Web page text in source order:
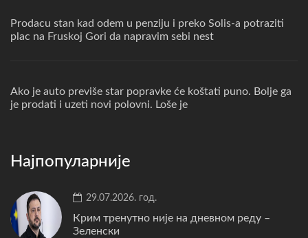
Prodacu stan kad odem u penziju i preko Solis-a potraziti
plac na Fruskoj Gori da napravim sebi nest
Ako je auto previše star popravke će koštati puno. Bolje ga
je prodati i uzeti novi polovni. Loše je
Најпопуларније
29.07.2026. год.
Крим тренутно није на дневном реду –
Зеленски